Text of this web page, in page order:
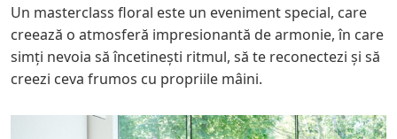
Un masterclass floral este un eveniment special, care
creează o atmosferă impresionantă de armonie, în care
simți nevoia să încetinești ritmul, să te reconectezi și să
creezi ceva frumos cu propriile mâini.